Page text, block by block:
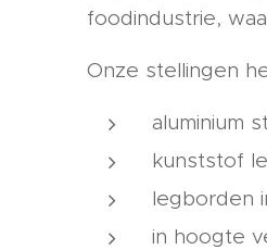
foodindustrie,
Onze stellingen
aluminium
kunststof
legborden
in hoogte